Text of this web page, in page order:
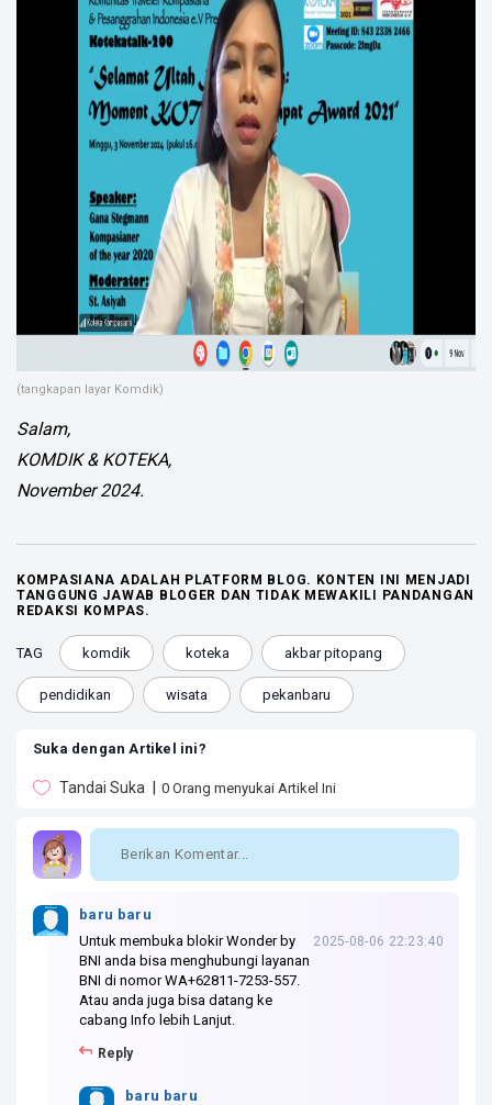
(tangkapan layar Komdik)
Salam,
KOMDIK & KOTEKA,
November 2024.
KOMPASIANA ADALAH PLATFORM BLOG. KONTEN INI MENJADI
TANGGUNG JAWAB BLOGER DAN TIDAK MEWAKILI PANDANGAN
REDAKSI KOMPAS.
TAG komdik koteka akbar pitopang
pendidikan wisata pekanbaru
Suka dengan Artikel ini?
Tandai Suka 0 Orang menyukai Artikel Ini
baru baru
Untuk membuka blokir Wonder by
BNI anda bisa menghubungi layanan
BNI di nomor WA+62811-7253-557.
Atau anda juga bisa datang ke
cabang Info lebih Lanjut.
2025-08-06 22:23:40
Reply
baru baru